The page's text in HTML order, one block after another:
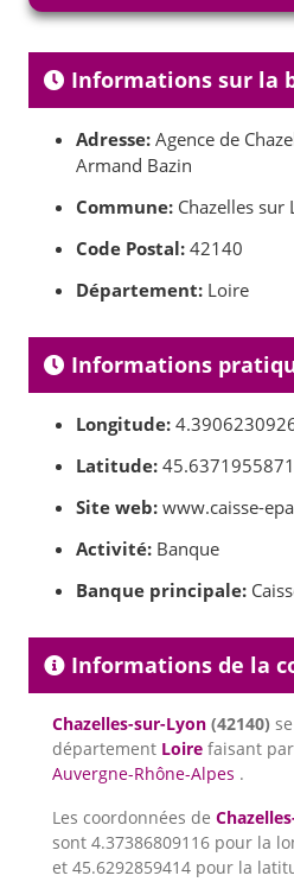
Informations sur la
Adresse: Agence de
Armand Bazin
Commune: Chazelles sur
Code Postal: 42140
Département: Loire
Informations
Longitude:
Latitude:
Site web: www.caisse-
Activité: Banque
Banque principale:
Informations de la
Chazelles-sur-Lyon (42140)
département Loire faisant
Auvergne-Rhône-Alpes .
Les coordonnées de
sont 4.37386809116 pour la
et 45.6292859414 pour la